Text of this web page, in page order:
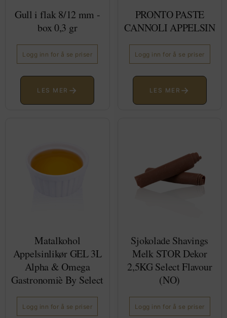
Gull i flak 8/12 mm -
box 0,3 gr
Logg inn for å se priser
LES MER →
PRONTO PASTE
CANNOLI APPELSIN
Logg inn for å se priser
LES MER →
Matalkohol
Appelsinlikør GEL 3L
Alpha & Omega
Gastronomiè By Select
Logg inn for å se priser
Sjokolade Shavings
Melk STOR Dekor
2,5KG Select Flavour
(NO)
Logg inn for å se priser